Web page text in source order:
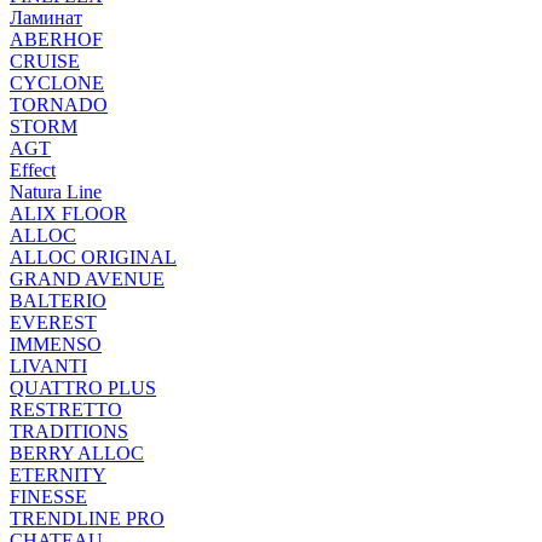
Ламинат
ABERHOF
CRUISE
CYCLONE
TORNADO
STORM
AGT
Effect
Natura Line
ALIX FLOOR
ALLOC
ALLOC ORIGINAL
GRAND AVENUE
BALTERIO
EVEREST
IMMENSO
LIVANTI
QUATTRO PLUS
RESTRETTO
TRADITIONS
BERRY ALLOC
ETERNITY
FINESSE
TRENDLINE PRO